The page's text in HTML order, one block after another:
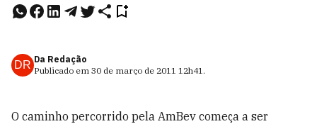
DR Da Redação
Publicado em 30 de março de 2011 12h41.
O caminho percorrido pela AmBev começa a ser